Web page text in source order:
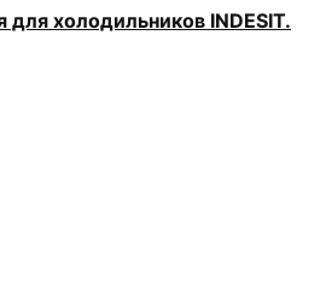
для холодильников INDESIT.